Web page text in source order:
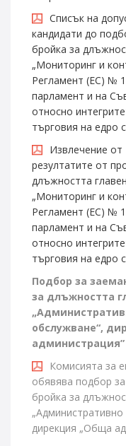
Списък на
кандидати до
бройка за
„Мониторинг и
Регламент (ЕС) №
парламент и на
относно
търговия на едро
Извлечение
резултатите от
длъжността
„Мониторинг и
Регламент (ЕС) №
парламент и на
относно
търговия на едро
Подбор за
за длъжността
обслужване“,
администрация”
Комисията за
обявява подбор
бройка за
дирекция „Обща